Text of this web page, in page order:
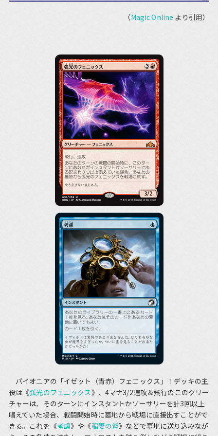
（Magic Online より引用）
パイオニアの「イゼット（青赤）フェニックス」！デッキの主
役は《弧光のフェニックス》、4マナ3/2速攻＆飛行のこのクリー
チャーは、そのターンにインスタントかソーサリーを計3回以上
唱えていた場合、戦闘開始時に墓地から戦場に直接出すことがで
きる。これを《考慮》や《稲妻の斧》などで墓地に送り込みなが